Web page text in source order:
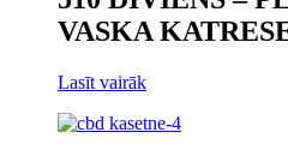
VASKA
Lasīt vairāk